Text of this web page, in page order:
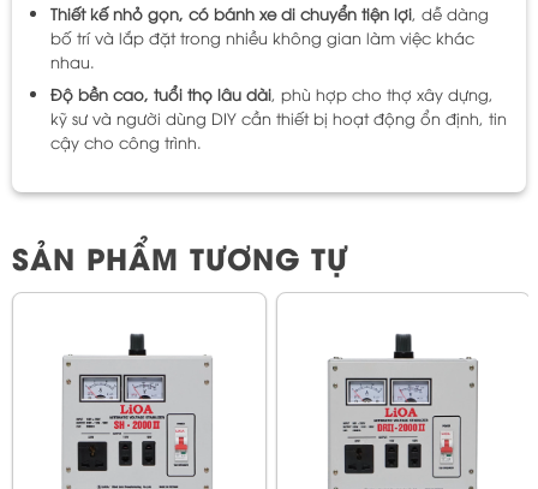
Thiết kế nhỏ gọn, có bánh xe di chuyển tiện lợi, dễ dàng
bố trí và lắp đặt trong nhiều không gian làm việc khác
nhau.
Độ bền cao, tuổi thọ lâu dài, phù hợp cho thợ xây dựng,
kỹ sư và người dùng DIY cần thiết bị hoạt động ổn định, tin
cậy cho công trình.
SẢN PHẨM TƯƠNG TỰ